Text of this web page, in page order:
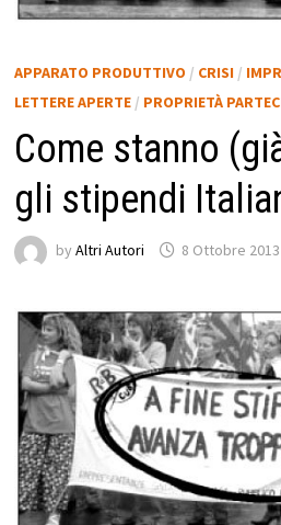
APPARATO PRODUTTIVO / CRISI /
LETTERE APERTE/ PROPRIETÀ
Come stanno
gli stipendi
by Altri Autori 8 Ottobre 2013